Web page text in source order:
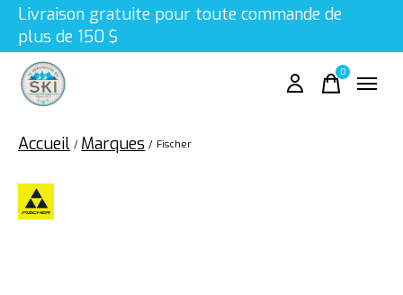
Livraison gratuite pour toute commande de
plus de 150 $
0items
Accueil / Marques / Fischer
Fischer